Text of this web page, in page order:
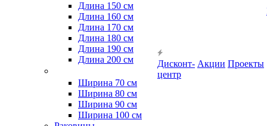
Длина 150 см
Длина 160 см
Длина 170 см
Длина 180 см
Длина 190 см
Длина 200 см
Ширина 70 см
Ширина 80 см
Ширина 90 см
Ширина 100 см
Дисконт-
центр
Акции Проекты